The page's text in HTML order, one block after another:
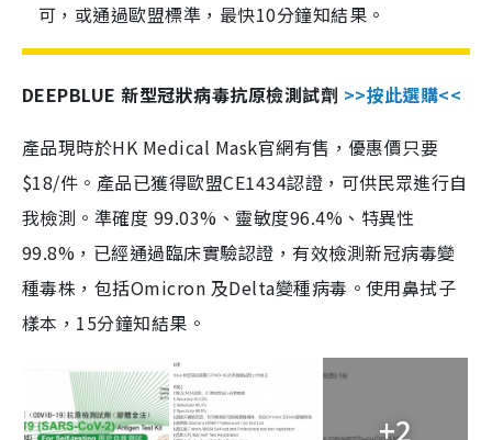
可，或通過歐盟標準，最快10分鐘知結果。
DEEPBLUE 新型冠狀病毒抗原檢測試劑 >>按此選購<<
產品現時於HK Medical Mask官網有售，優惠價只要
$18/件。產品已獲得歐盟CE1434認證，可供民眾進行自
我檢測。準確度 99.03%、靈敏度96.4%、特異性
99.8%，已經通過臨床實驗認證，有效檢測新冠病毒變
種毒株，包括Omicron 及Delta變種病毒。使用鼻拭子
樣本，15分鐘知結果。
+2